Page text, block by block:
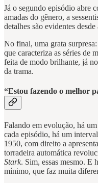
Já o segundo episódio abre
amadas do gênero, a
detalhes são evidentes
No final, uma grata
que caracteriza as séries de
feita de modo brilhante, já
da trama.
“Estou fazendo o melhor
Falando em evolução, há
cada episódio, há um
1950, com direito a
torradeira automática
Stark. Sim, essas mesmo. E
mínimo, que faz muita